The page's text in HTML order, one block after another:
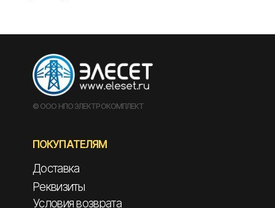
© ООО НПО ЭЛЕКТРОКОМПЛЕКТ
ПОКУПАТЕЛЯМ
Доставка
Реквизиты
Условия возврата